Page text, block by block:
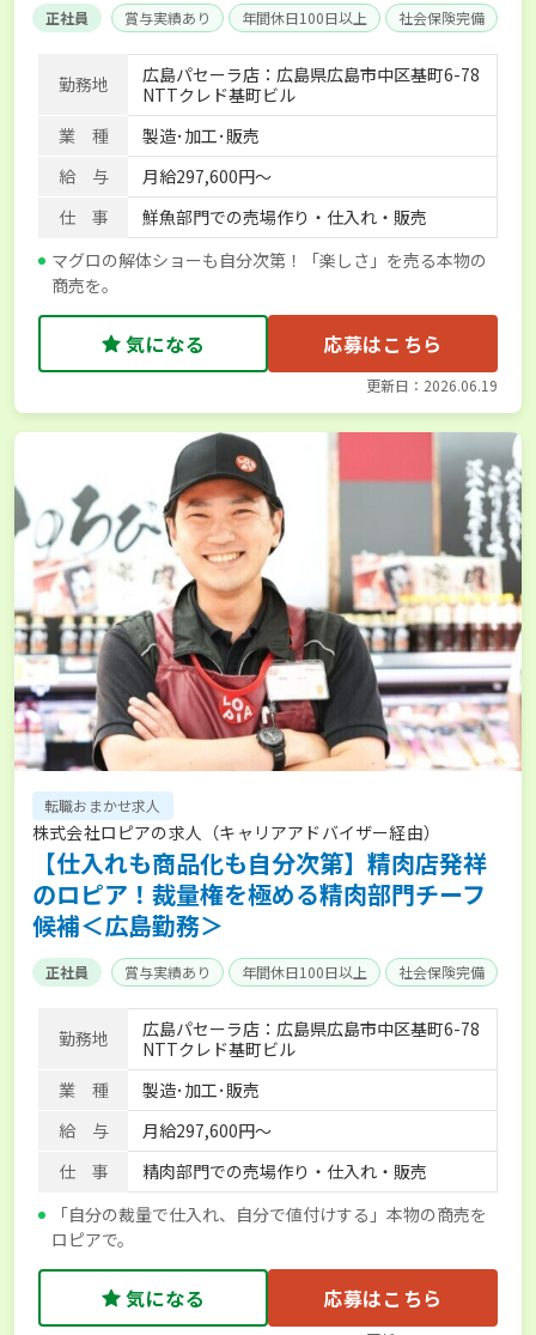
正社員 賞与実績あり 年間休日100日以上 社会保険完備
勤務地
広島パセーラ店：広島県広島市中区基町6-78
NTTクレド基町ビル
業 種
製造･加工･販売
給 与
月給297,600円～
仕 事
鮮魚部門での売場作り・仕入れ・販売
マグロの解体ショーも自分次第！「楽しさ」を売る本物の
商売を。
気になる 応募はこちら
更新日：2026.06.19
転職おまかせ求人
株式会社ロピアの求人（キャリアアドバイザー経由）
【仕入れも商品化も自分次第】精肉店発祥
のロピア！裁量権を極める精肉部門チーフ
候補＜広島勤務＞
正社員 賞与実績あり 年間休日100日以上 社会保険完備
勤務地
広島パセーラ店：広島県広島市中区基町6-78
NTTクレド基町ビル
業 種
製造･加工･販売
給 与
月給297,600円～
仕 事
精肉部門での売場作り・仕入れ・販売
「自分の裁量で仕入れ、自分で値付けする」本物の商売を
ロピアで。
気になる 応募はこちら